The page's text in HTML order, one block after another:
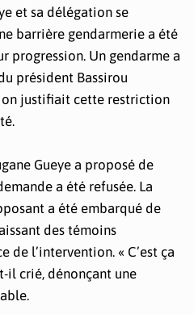
et sa délégation se
barrière gendarmerie a été
progression. Un gendarme a
président Bassirou
justifiait cette restriction
Gueye a proposé de
a été refusée. La
a été embarqué de
des témoins
de l’intervention. « C’est ça
il crié, dénonçant une